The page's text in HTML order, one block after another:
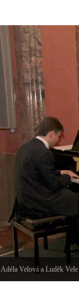
Adéla Velová a Luděk